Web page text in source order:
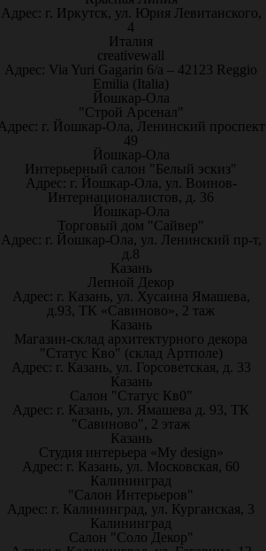
Адрес: г. Иркутск, ул. Юрия Левитанского,
4
Италия
creativewall
Адрес: Via Yuri Gagarin 6/a – 42123 Reggio
Emilia (Italia)
Йошкар-Ола
"Строй Арсенал"
г. Йошкар-Ола, Ленинский проспект
49
Йошкар-Ола
Интерьерный салон "Белый эскиз"
Адрес: г. Йошкар-Ола, ул. Воинов-
Интернационалистов, д. 36
Йошкар-Ола
Торговый дом "Сайвер"
Адрес: г. Йошкар-Ола, ул. Ленинский пр-т,
д.8
Казань
Лепной Декор
Адрес: г. Казань, ул. Хусаина Ямашева,
д.93, ТК «Савиново», 2 таж
Казань
Магазин-склад архитектурного декора
"Статус Кво" (склад Артполе)
Адрес: г. Казань, ул. Горсоветская, д. 33
Казань
Салон "Статус Кв0"
Адрес: г. Казань, ул. Ямашева д. 93, ТК
"Савиново", 2 этаж
Казань
Студия интерьера «My design»
Адрес: г. Казань, ул. Московская, 60
Калининград
"Салон Интерьеров"
Адрес: г. Калининград, ул. Курганская, 3
Калининград
Салон "Соло Декор"